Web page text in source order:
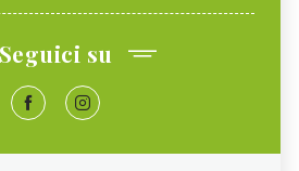
Seguici su